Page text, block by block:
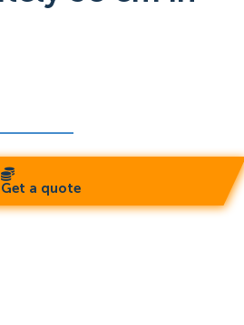
Get a quote